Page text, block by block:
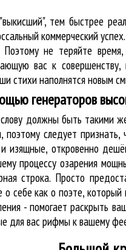
тем быстрее
коммерческий
Поэтому не теряйте
вас к
стихи наполнятся новым
генераторов
должны быть такими
следует
изящные, откровенно
процессу озарения
строка. Просто
о себе как о поэте,
- помогает раскрыть
для вас рифмы к вашему